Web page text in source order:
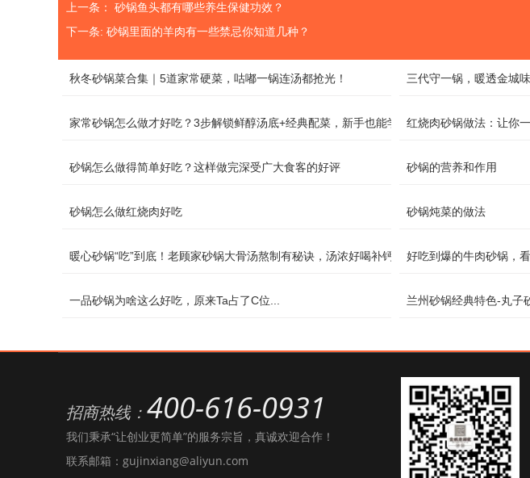
上一条： 砂锅鱼头都有哪些养生保健功效？
下一条: 砂锅里面的羊肉有一些禁忌你知道几种？
秋冬砂锅菜合集｜5道家常硬菜，咕嘟一锅连汤都抢光！ 三代守一锅，暖透金城
家常砂锅怎么做才好吃？3步解锁鲜醇汤底+经典配菜，新手也能学会红烧肉砂锅做法：让你
砂锅怎么做得简单好吃？这样做完深受广大食客的好评 砂锅的营养和作用
砂锅怎么做红烧肉好吃 砂锅炖菜的做法
暖心砂锅“吃”到底！老顾家砂锅大骨汤熬制有秘诀，汤浓好喝补钙！ 好吃到爆的牛肉砂锅，
一品砂锅为啥这么好吃，原来Ta占了C位... 兰州砂锅经典特色-丸子
招商热线： 400-616-0931
我们秉承“让创业更简单”的服务宗旨，真诚欢迎合作！
联系邮箱：gujinxiang@aliyun.com